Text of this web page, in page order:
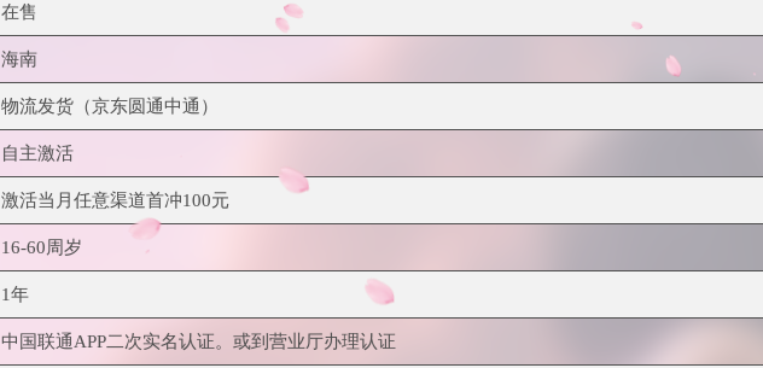
在售
海南
物流发货（京东圆通中通）
自主激活
激活当月任意渠道首冲100元
16-60周岁
1年
中国联通APP二次实名认证。或到营业厅办理认证